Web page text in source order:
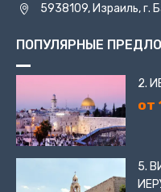
5938109, Израиль, г.
ПОПУЛЯРНЫЕ
2.
от
5.